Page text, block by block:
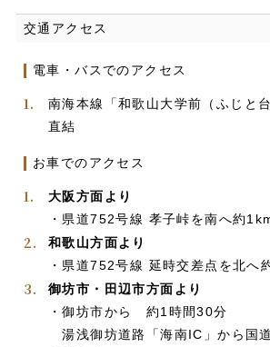
交通アクセス
電車・バスでのアクセス
南海本線「和歌山大学前（ふじと
直結
お車でのアクセス
大阪方面より
・県道752号線 孝子峠を南へ約
和歌山方面より
・県道752号線 延時交差点を北へ
御坊市・田辺市方面より
・御坊市から 約1時間30分
湯浅御坊道路「海南IC」から国